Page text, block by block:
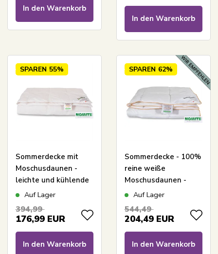
In den Warenkorb
In den Warenkorb
SPAREN 55%
Sommerdecke mit
Moschusdaunen -
leichte und kühlende
Sommerdecke -
Sleep
Auf Lager
394,99
176,99 EUR
In den Warenkorb
SPAREN 62%
Sommerdecke - 100%
reine weiße
Moschusdaunen -
200x200 cm - Leichte
Sommerdaunendecke
Auf Lager
544,49
204,49 EUR
In den Warenkorb